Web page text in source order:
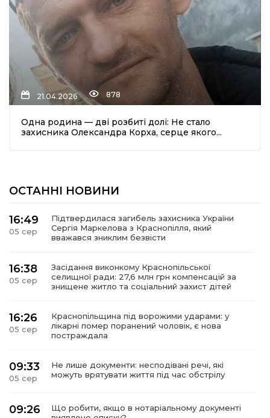
21.04.2026 878
Одна родина — дві розбиті долі: Не стало
захисника Олександра Корха, серце якого...
ОСТАННІ НОВИНИ
16:49
05 сер
Підтвердилася загибель захисника України
Сергія Маркелова з Краснопілля, який
вважався зниклим безвісти
16:38
05 сер
Засідання виконкому Краснопільської
селищної ради: 27,6 млн грн компенсацій за
знищене житло та соціальний захист дітей
16:26
05 сер
Краснопільщина під ворожими ударами: у
лікарні помер поранений чоловік, є нова
постраждала
09:33
05 сер
Не лише документи: несподівані речі, які
можуть врятувати життя під час обстрілу
09:26
Що робити, якщо в нотаріальному документі